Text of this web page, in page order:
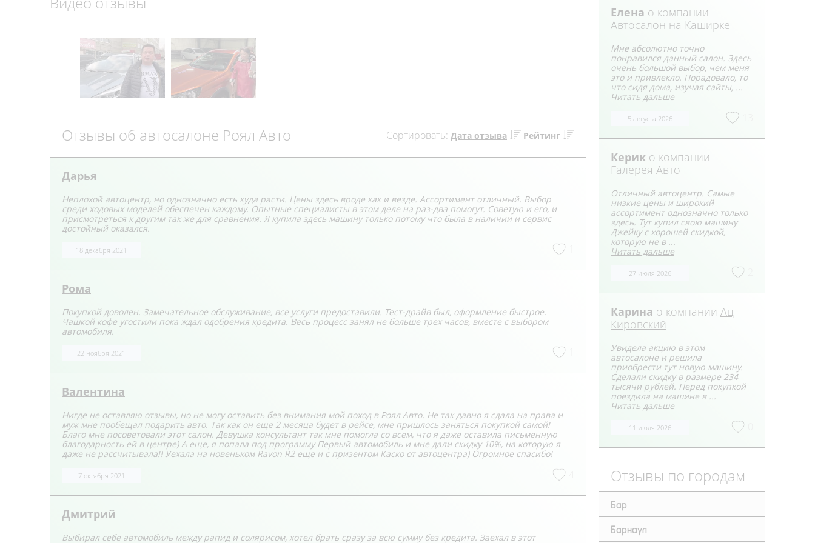
Отзывы об автосалоне Роял Авто Сортировать: Дата отзыва Рейтинг
Дарья
Неплохой автоцентр, но однозначно есть куда расти. Цены здесь вроде как и везде. Ассортимент отличный. Выбор
среди ходовых моделей обеспечен каждому. Опытные специалисты в этом деле на раз-два помогут. Советую и его, и
присмотреться к другим так же для сравнения. Я купила здесь машину только потому что была в наличии и сервис
достойный оказался.
18 декабря 2021
Рома
Покупкой доволен. Замечательное обслуживание, все услуги предоставили. Тест-драйв был, оформление быстрое.
Чашкой кофе угостили пока ждал одобрения кредита. Весь процесс занял не больше трех часов, вместе с выбором
автомобиля.
22 ноября 2021
Валентина
Нигде не оставляю отзывы, но не могу оставить без внимания мой поход в Роял Авто. Не так давно я сдала на права и
муж мне пообещал подарить авто. Так как он еще 2 месяца будет в рейсе, мне пришлось заняться покупкой самой!
Благо мне посоветовали этот салон. Девушка консультант так мне помогла со всем, что я даже оставила письменную
благодарность ей в центре) А еще, я попала под программу Первый автомобиль и мне дали скидку 10%, на которую я
даже не рассчитывала!! Уехала на новеньком Ravon R2 еще и с призентом Каско от автоцентра) Огромное спасибо!
7 октября 2021
Дмитрий
Выбирал себе автомобиль между рапид и солярисом, хотел брать сразу за всю сумму без кредита. Заехал в этот
Елена о компании
Автосалон на Каширке
Мне абсолютно точно
понравился данный салон. Здесь
очень большой выбор, чем меня
это и привлекло. Порадовало, то
что сидя дома, изучая сайты, ...
Читать дальше
5 августа 2026
Керик о компании
Галерея Авто
Отличный автоцентр. Самые
низкие цены и широкий
ассортимент однозначно только
здесь. Тут купил свою машину
Джейку с хорошей скидкой,
которую не в ...
Читать дальше
27 июля 2026
Карина о компании Ац
Кировский
Увидела акцию в этом
автосалоне и решила
приобрести тут новую машину.
Сделали скидку в размере 234
тысячи рублей. Перед покупкой
поездила на машине в ...
Читать дальше
11 июля 2026
Отзывы по городам
Бар
Барнаул